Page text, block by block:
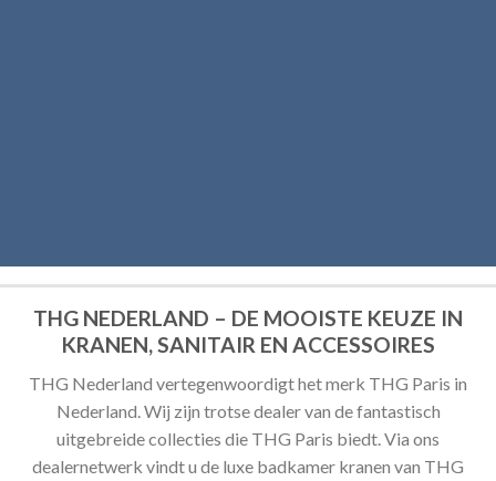
THG NEDERLAND – DE MOOISTE KEUZE IN
KRANEN, SANITAIR EN ACCESSOIRES
THG Nederland vertegenwoordigt het merk THG Paris in
Nederland. Wij zijn trotse dealer van de fantastisch
uitgebreide collecties die THG Paris biedt. Via ons
dealernetwerk vindt u de luxe badkamer kranen van THG